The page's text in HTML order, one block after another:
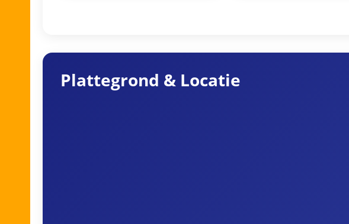
Plattegrond & Locatie